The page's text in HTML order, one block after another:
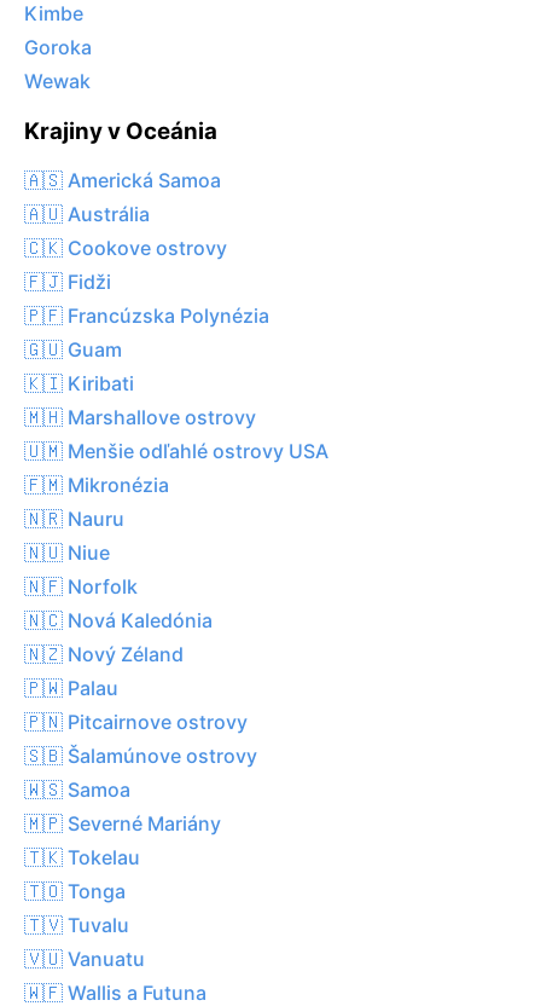
Kimbe
Goroka
Wewak
Krajiny v Oceánia
🇦🇸 Americká Samoa
🇦🇺 Austrália
🇨🇰 Cookove ostrovy
🇫🇯 Fidži
🇵🇫 Francúzska Polynézia
🇬🇺 Guam
🇰🇮 Kiribati
🇲🇭 Marshallove ostrovy
🇺🇲 Menšie odľahlé ostrovy USA
🇫🇲 Mikronézia
🇳🇷 Nauru
🇳🇺 Niue
🇳🇫 Norfolk
🇳🇨 Nová Kaledónia
🇳🇿 Nový Zéland
🇵🇼 Palau
🇵🇳 Pitcairnove ostrovy
🇸🇧 Šalamúnove ostrovy
🇼🇸 Samoa
🇲🇵 Severné Mariány
🇹🇰 Tokelau
🇹🇴 Tonga
🇹🇻 Tuvalu
🇻🇺 Vanuatu
🇼🇫 Wallis a Futuna